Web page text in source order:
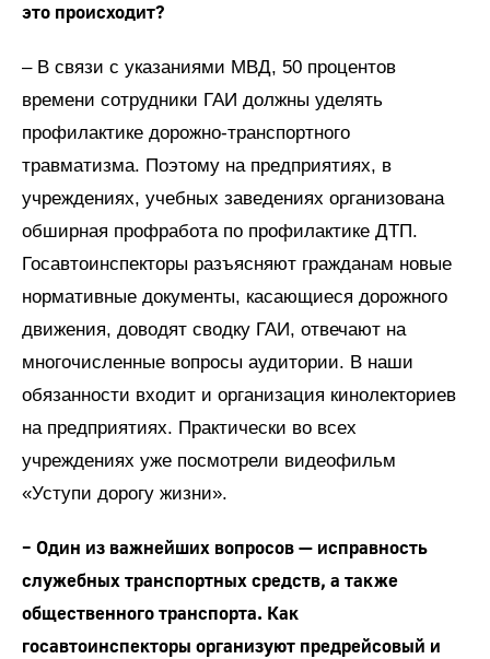
это происходит?
– В связи с указаниями МВД, 50 процентов
времени сотрудники ГАИ должны уделять
профилактике дорожно-транспортного
травматизма. Поэтому на предприятиях, в
учреждениях, учебных заведениях организована
обширная профработа по профилактике ДТП.
Госавтоинспекторы разъясняют гражданам новые
нормативные документы, касающиеся дорожного
движения, доводят сводку ГАИ, отвечают на
многочисленные вопросы аудитории. В наши
обязанности входит и организация кинолекториев
на предприятиях. Практически во всех
учреждениях уже посмотрели видеофильм
«Уступи дорогу жизни».
– Один из важнейших вопросов — исправность
служебных транспортных средств, а также
общественного транспорта. Как
госавтоинспекторы организуют предрейсовый и